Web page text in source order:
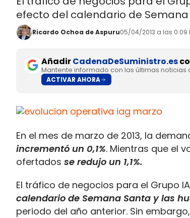
efecto del calendario de Semana
Ricardo Ochoa de Aspuru05/04/2013 a las 0:09
AñadirCadenaDeSuministro.es
Mantente informado con las últimas noticias
ACTIVAR AHORA
En el mes de marzo de 2013, la
incrementó un 0,1%. Mientras que el
ofertados se redujo un 1,1%.
El tráfico de negocios para el Grupo
calendario de Semana Santa y las
periodo del año anterior. Sin